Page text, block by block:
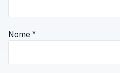
Nome *